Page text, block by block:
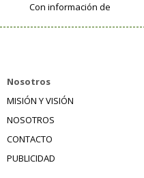
Con información de
Nosotros
MISIÓN Y VISIÓN
NOSOTROS
CONTACTO
PUBLICIDAD